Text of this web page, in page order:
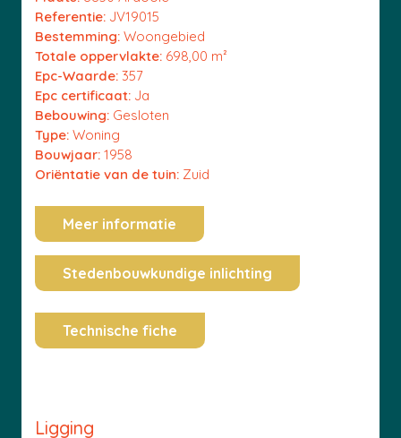
Referentie: JV19015
Bestemming: Woongebied
Totale oppervlakte: 698,00 m²
Epc-Waarde: 357
Epc certificaat: Ja
Bebouwing: Gesloten
Type: Woning
Bouwjaar: 1958
Oriëntatie van de tuin: Zuid
Meer informatie
Stedenbouwkundige inlichting
Technische fiche
Ligging